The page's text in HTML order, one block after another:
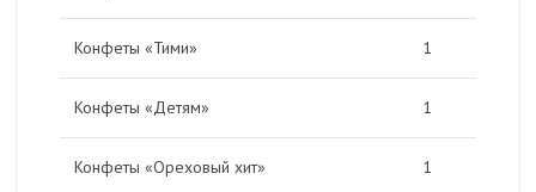
Конфеты «Тими» 1
Конфеты «Детям» 1
Конфеты «Ореховый хит» 1